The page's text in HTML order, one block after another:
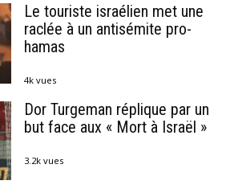
Le touriste israélien met une
raclée à un antisémite pro-
hamas
4k vues
Dor Turgeman réplique par un
but face aux « Mort à Israël »
3.2k vues